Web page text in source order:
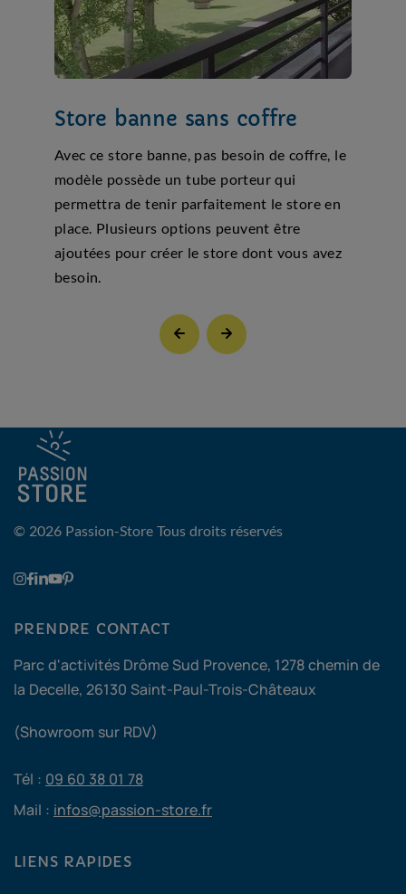
Store banne sans coffre
Avec ce store banne, pas besoin de coffre, le
modèle possède un tube porteur qui
permettra de tenir parfaitement le store en
place. Plusieurs options peuvent être
ajoutées pour créer le store dont vous avez
besoin.
© 2026 Passion-Store Tous droits réservés
PRENDRE CONTACT
Parc d'activités Drôme Sud Provence, 1278 chemin de
la Decelle, 26130 Saint-Paul-Trois-Châteaux
(Showroom sur RDV)
Tél : 09 60 38 01 78
Mail : infos@passion-store.fr
LIENS RAPIDES